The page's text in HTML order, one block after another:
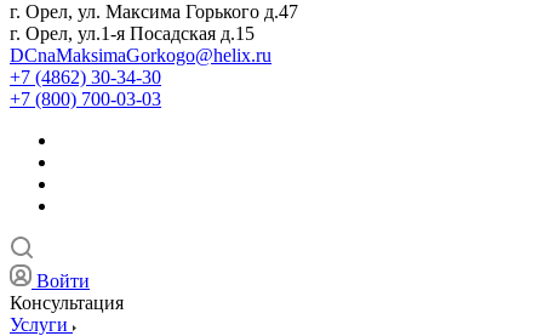
г. Орел, ул. Максима Горького д.47
г. Орел, ул.1-я Посадская д.15
DCnaMaksimaGorkogo@helix.ru
+7 (4862) 30-34-30
+7 (800) 700-03-03
Войти
Консультация
Услуги